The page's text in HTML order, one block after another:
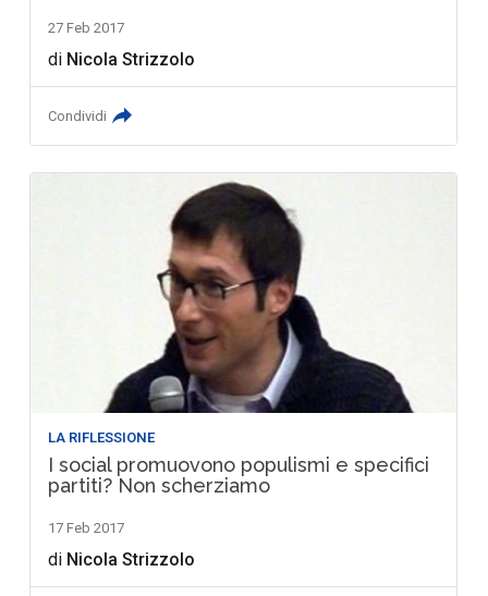
27 Feb 2017
di Nicola Strizzolo
Condividi
LA RIFLESSIONE
I social promuovono populismi e specifici
partiti? Non scherziamo
17 Feb 2017
di Nicola Strizzolo